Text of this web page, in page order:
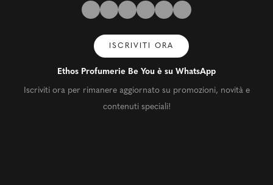
ISCRIVITI ORA
Ethos Profumerie Be You è su WhatsApp
Iscriviti ora per rimanere aggiornato su promozioni, novità e
contenuti speciali!